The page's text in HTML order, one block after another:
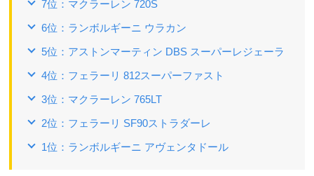
7位：マクラーレン 720S
6位：ランボルギーニ ウラカン
5位：アストンマーティン DBS スーパーレジェーラ
4位：フェラーリ 812スーパーファスト
3位：マクラーレン 765LT
2位：フェラーリ SF90ストラダーレ
1位：ランボルギーニ アヴェンタドール